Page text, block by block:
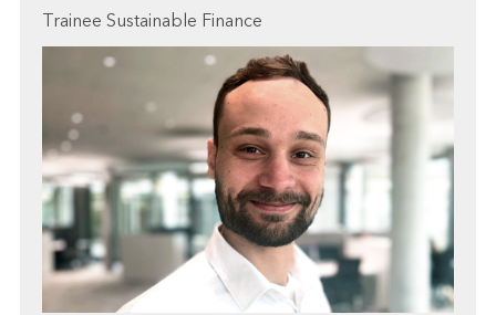
Trainee Sustainable Finance